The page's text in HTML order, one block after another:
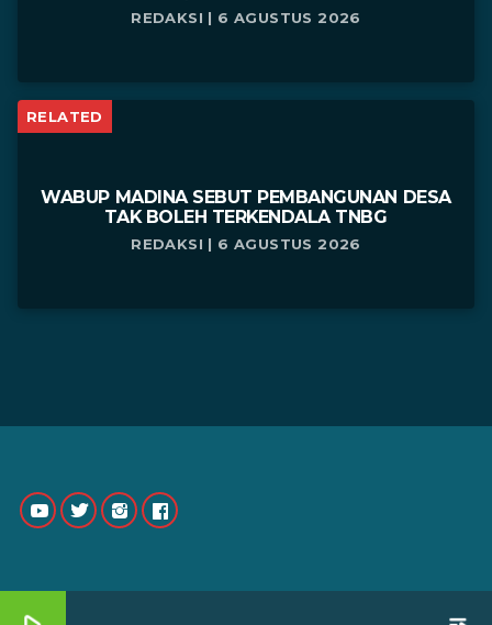
REDAKSI | 6 AGUSTUS 2026
RELATED
WABUP MADINA SEBUT PEMBANGUNAN DESA
TAK BOLEH TERKENDALA TNBG
REDAKSI | 6 AGUSTUS 2026